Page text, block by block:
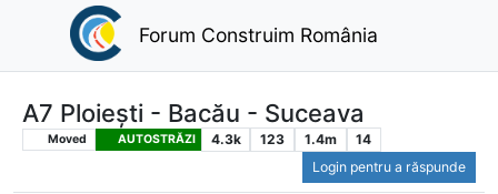
Forum Construim România
A7 Ploiești - Bacău - Suceava
Moved AUTOSTRĂZI 4.3k 123 1.4m
14
Login pentru a răspunde